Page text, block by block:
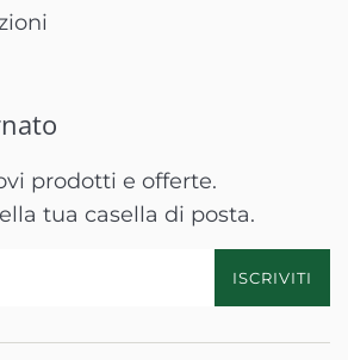
prodotti e offerte.
tua casella di posta.
ISCRIVITI